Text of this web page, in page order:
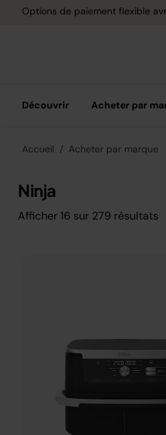
Options de paiement flexible
Découvrir Acheter par
Accueil Acheter par marque
Ninja
Afficher 16 sur 279 résultats